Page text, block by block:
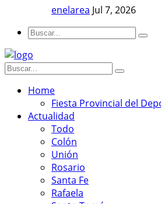
enelarea Jul 7, 2026
Home
Fiesta Provincial del
Actualidad
Todo
Colón
Unión
Rosario
Santa Fe
Rafaela